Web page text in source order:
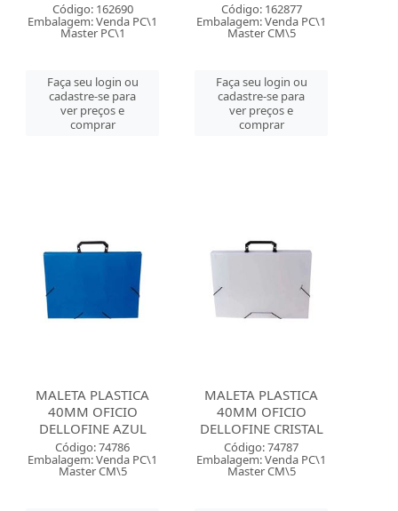
Código: 162690
Embalagem: Venda PC\1
Master PC\1
Faça seu login ou
cadastre-se para
ver preços e
comprar
Código: 162877
Embalagem: Venda PC\1
Master CM\5
Faça seu login ou
cadastre-se para
ver preços e
comprar
MALETA PLASTICA
40MM OFICIO
DELLOFINE AZUL
Código: 74786
Embalagem: Venda PC\1
Master CM\5
MALETA PLASTICA
40MM OFICIO
DELLOFINE CRISTAL
Código: 74787
Embalagem: Venda PC\1
Master CM\5